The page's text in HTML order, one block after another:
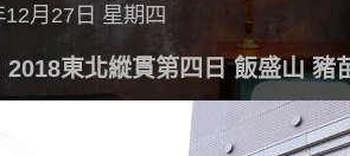
12月27日 星期四
東北縱貫第四日 飯盛山 豬